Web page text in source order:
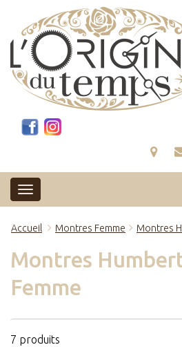
Accueil Montres Femme Montres
Montres
Femme
7 produits